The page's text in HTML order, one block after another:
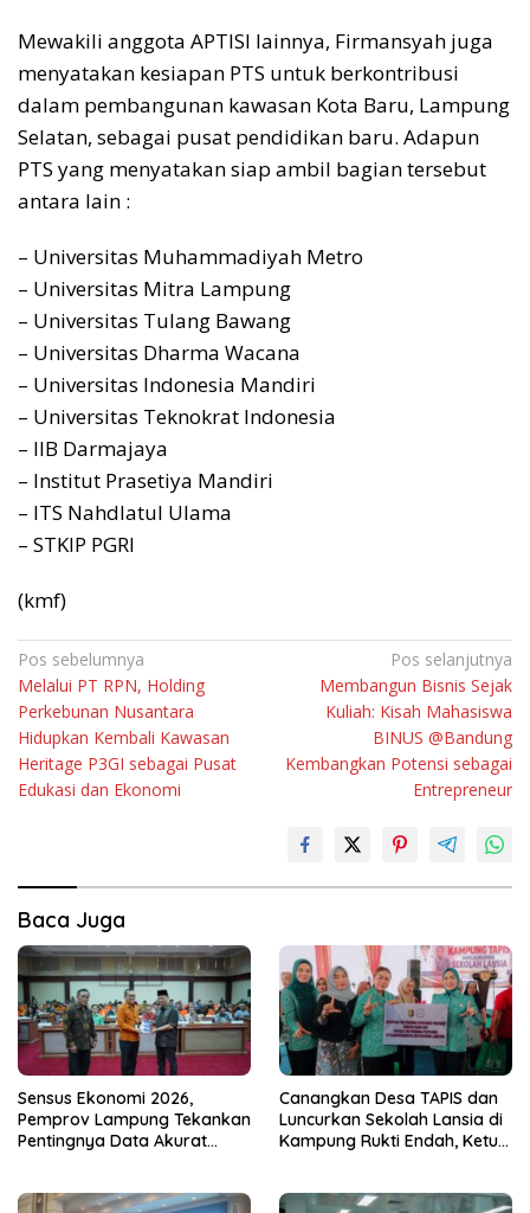
Mewakili anggota APTISI lainnya, Firmansyah juga
menyatakan kesiapan PTS untuk berkontribusi
dalam pembangunan kawasan Kota Baru, Lampung
Selatan, sebagai pusat pendidikan baru. Adapun
PTS yang menyatakan siap ambil bagian tersebut
antara lain :
– Universitas Muhammadiyah Metro
– Universitas Mitra Lampung
– Universitas Tulang Bawang
– Universitas Dharma Wacana
– Universitas Indonesia Mandiri
– Universitas Teknokrat Indonesia
– IIB Darmajaya
– Institut Prasetiya Mandiri
– ITS Nahdlatul Ulama
– STKIP PGRI
(kmf)
Navigasi
pos
Pos sebelumnya
Melalui PT RPN, Holding
Perkebunan Nusantara
Hidupkan Kembali Kawasan
Heritage P3GI sebagai Pusat
Edukasi dan Ekonomi
Pos selanjutnya
Membangun Bisnis Sejak
Kuliah: Kisah Mahasiswa
BINUS @Bandung
Kembangkan Potensi sebagai
Entrepreneur
Baca Juga
Sensus Ekonomi 2026,
Pemprov Lampung Tekankan
Pentingnya Data Akurat
Canangkan Desa TAPIS dan
Luncurkan Sekolah Lansia di
Kampung Rukti Endah, Ketua
dari Desa